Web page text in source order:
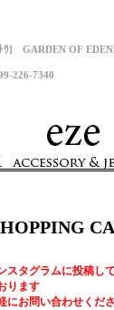
] GARDEN OF
226-7340
スタグラムに投稿し
ります
にお問い合わせくだ